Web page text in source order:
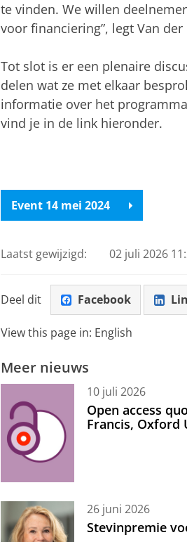
te vinden. We willen
voor financiering”, legt Van
Tot slot is er een plenaire
delen wat ze met elkaar
informatie over het
vind je in de link hieronder.
Event 14 mei 2024
Laatst gewijzigd: 02 juli 2026
Deel dit Facebook
View this page in: English
Meer nieuws
10 juli 2026
Open access
Francis, Oxford
26 juni 2026
Stevinpremie